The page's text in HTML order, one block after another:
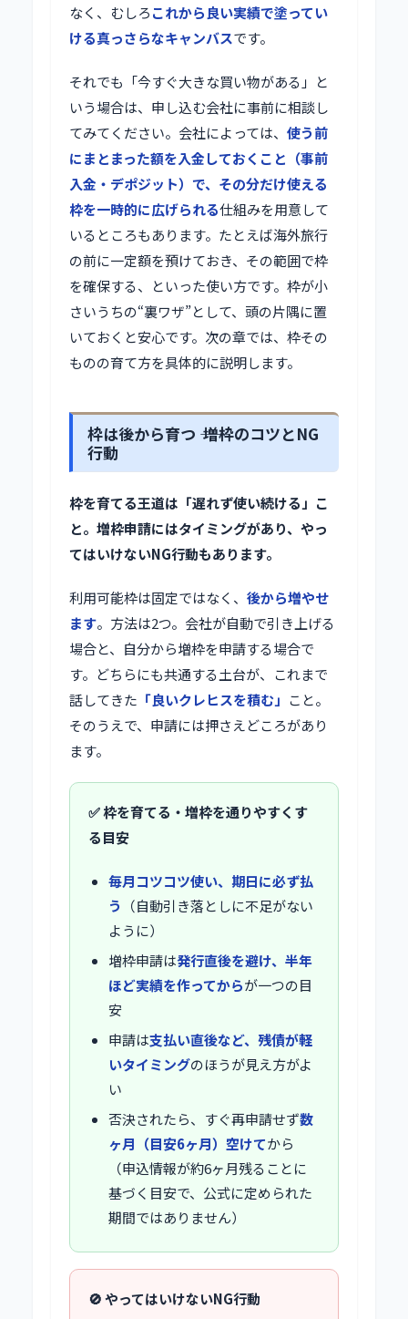
なく、むしろこれから良い実績で塗ってい
ける真っさらなキャンバスです。
それでも「今すぐ大きな買い物がある」と
いう場合は、申し込む会社に事前に相談し
てみてください。会社によっては、 使う前
にまとまった額を入金しておくこと（事前
入金・デポジット）で、その分だけ使える
枠を一時的に広げられる仕組みを用意して
いるところもあります。たとえば海外旅行
の前に一定額を預けておき、その範囲で枠
を確保する、といった使い方です。枠が小
さいうちの“裏ワザ”として、頭の片隅に置
いておくと安心です。次の章では、枠その
ものの育て方を具体的に説明します。
枠は後から育つ ―― 増枠のコツとNG
行動
枠を育てる王道は「遅れず使い続ける」こ
と。増枠申請にはタイミングがあり、やっ
てはいけないNG行動もあります。
利用可能枠は固定ではなく、 後から増やせ
ます。方法は2つ。会社が自動で引き上げる
場合と、自分から増枠を申請する場合で
す。どちらにも共通する土台が、これまで
話してきた 「良いクレヒスを積む」 こと。
そのうえで、申請には押さえどころがあり
ます。
✅ 枠を育てる・増枠を通りやすくす
る目安
毎月コツコツ使い、期日に必ず払
う
（自動引き落としに不足がない
ように）
増枠申請は発行直後を避け、半年
ほど実績を作ってからが一つの目
安
申請は支払い直後など、残債が軽
いタイミングのほうが見え方がよ
い
否決されたら、すぐ再申請せず数
ヶ月（目安6ヶ月）空けてから
（申込情報が約6ヶ月残ることに
基づく目安で、公式に定められた
期間ではありません）
🚫 やってはいけないNG行動